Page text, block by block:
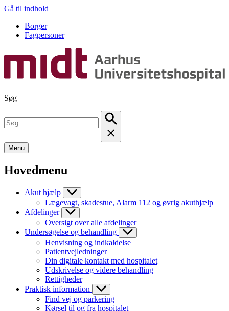
Gå til indhold
Borger
Fagpersoner
Søg
Menu
Hovedmenu
Akut hjælp
Lægevagt, skadestue, Alarm 112 og øvrig akuthjælp
Afdelinger
Oversigt over alle afdelinger
Undersøgelse og behandling
Henvisning og indkaldelse
Patientvejledninger
Din digitale kontakt med hospitalet
Udskrivelse og videre behandling
Rettigheder
Praktisk information
Find vej og parkering
Kørsel til og fra hospitalet